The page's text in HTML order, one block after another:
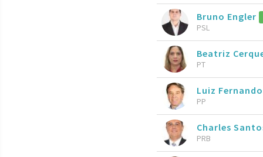
Bruno Engler
PSL
Beatriz
PT
Luiz Fernando
PP
Charles
PRB